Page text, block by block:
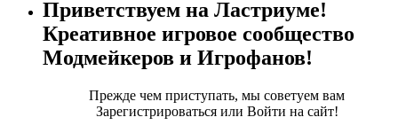
Приветствуем на Ластриуме!
Креативное игровое сообщество
Модмейкеров и Игрофанов!
Прежде чем приступать, мы советуем вам
Зарегистрироваться или Войти на сайт!